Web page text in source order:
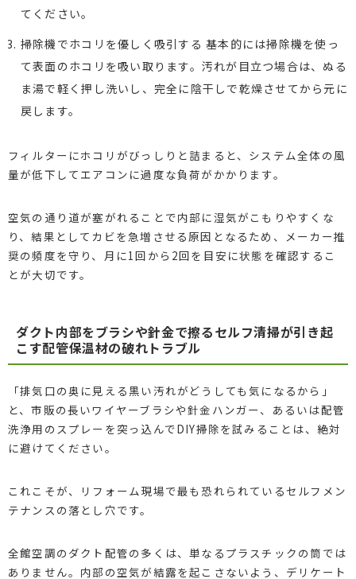
てください。
掃除機でホコリを優しく吸引する 基本的には掃除機を使っ
て表面のホコリを吸い取ります。汚れが目立つ場合は、ぬる
ま湯で軽く押し洗いし、完全に陰干しで乾燥させてから元に
戻します。
フィルターにホコリがびっしりと詰まると、システム全体の風
量が低下してエアコンに過度な負荷がかかります。
空気の通り道が塞がれることで内部に湿気がこもりやすくな
り、結果としてカビを急増させる原因となるため、メーカー推
奨の頻度を守り、月に1回から2回を目安に状態を確認するこ
とが大切です。
ダクト内部をブラシや針金で擦るセルフ清掃が引き起
こす配管保温材の破れトラブル
「排気口の奥に見える黒い汚れがどうしても気になるから」
と、市販の長いワイヤーブラシや針金ハンガー、あるいは配管
洗浄用のスプレーを突っ込んでDIY掃除を試みることは、絶対
に避けてください。
これこそが、リフォーム現場で最も恐れられているセルフメン
テナンスの落とし穴です。
全館空調のダクト配管の多くは、単なるプラスチックの筒では
ありません。内部の空気が結露を起こさないよう、デリケート